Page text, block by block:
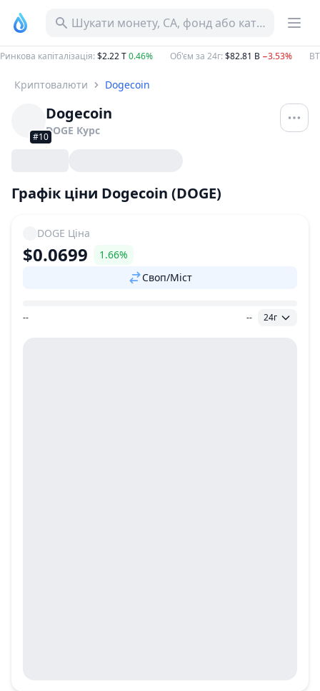
Шукати монету, CA, фонд або категорію
Ринкова капіталізація: $2.22 T0.46% Об'єм за 24г: $82.81 B −3.53%
Криптовалюти Dogecoin
#10
Dogecoin
DOGE Курс
Графік ціни Dogecoin (DOGE)
DOGE Ціна
$0.0699
1.66%
Своп/Міст
Діапазон цін
-- -- 24г